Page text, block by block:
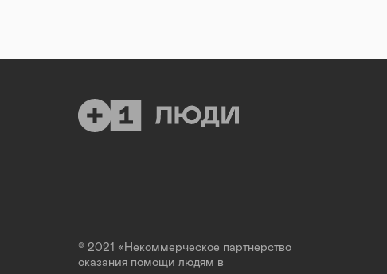
© 2021 «Некоммерческое партнерство
оказания помощи людям в